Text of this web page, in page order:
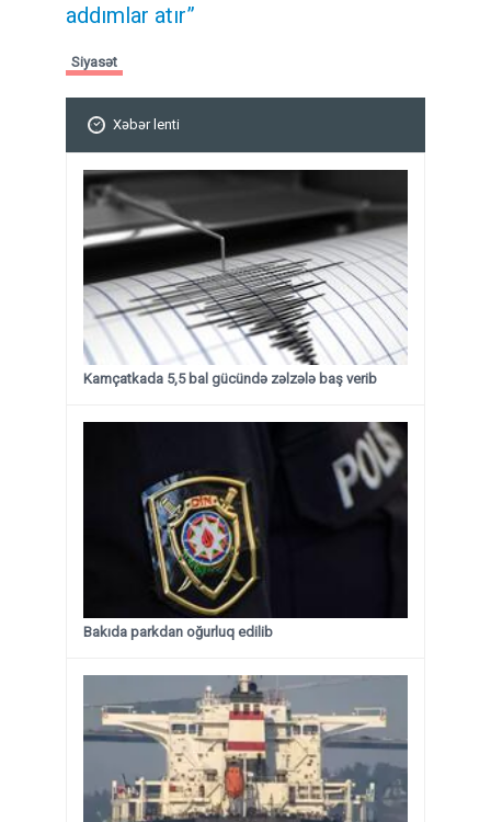
addımlar atır”
Siyasət
Xəbər lenti
Kamçatkada 5,5 bal gücündə zəlzələ baş verib
Bakıda parkdan oğurluq edilib